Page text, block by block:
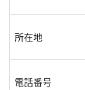
所在地
電話番号